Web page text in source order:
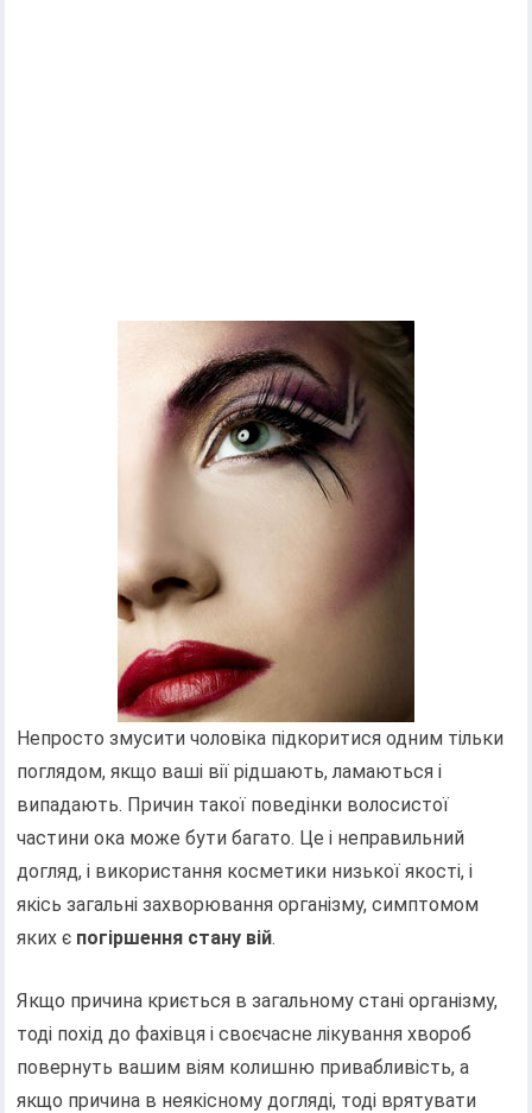
Непросто змусити чоловіка підкоритися одним тільки
поглядом, якщо ваші вії рідшають, ламаються і
випадають. Причин такої поведінки волосистої
частини ока може бути багато. Це і неправильний
догляд, і використання косметики низької якості, і
якісь загальні захворювання організму, симптомом
яких є погіршення стану вій.
Якщо причина криється в загальному стані організму,
тоді похід до фахівця і своєчасне лікування хвороб
повернуть вашим віям колишню привабливість, а
якщо причина в неякісному догляді, тоді врятувати